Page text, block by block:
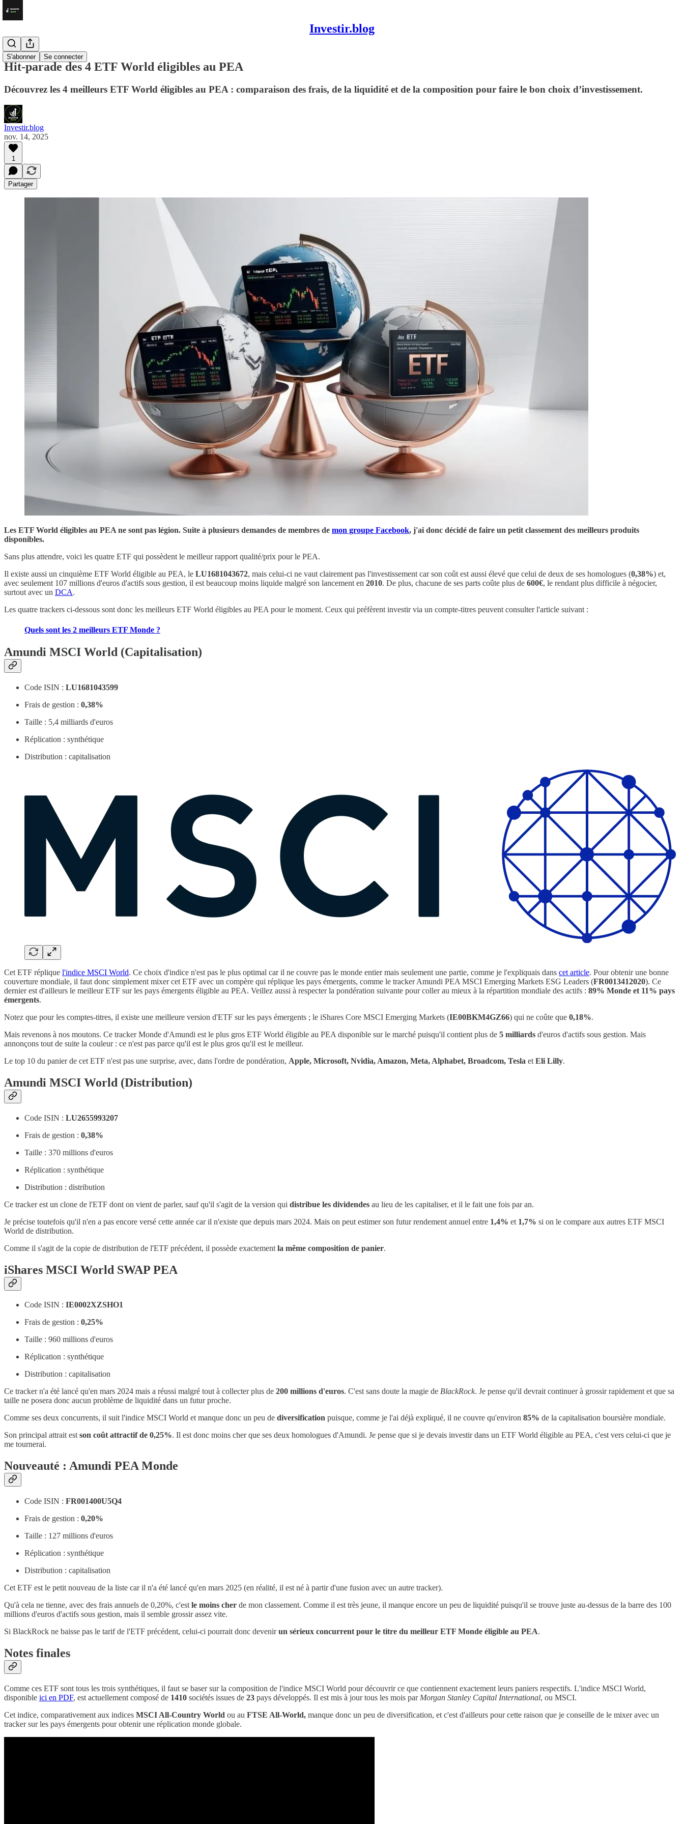
Investir.blog
S'abonner Se connecter
ETF
Hit-parade des 4 ETF World éligibles au PEA
Découvrez les 4 meilleurs ETF World éligibles au PEA : comparaison des frais, de la liquidité et de la composition pour faire le bon choix d’investissement.
Investir.blog
nov. 14, 2025
1
Partager
Les ETF World éligibles au PEA ne sont pas légion. Suite à plusieurs demandes de membres de mon groupe Facebook, j'ai donc décidé de faire un petit classement des meilleurs produits
disponibles.
Sans plus attendre, voici les quatre ETF qui possèdent le meilleur rapport qualité/prix pour le PEA.
Il existe aussi un cinquième ETF World éligible au PEA, le LU1681043672, mais celui-ci ne vaut clairement pas l'investissement car son coût est aussi élevé que celui de deux de ses homologues (0,38%) et,
avec seulement 107 millions d'euros d'actifs sous gestion, il est beaucoup moins liquide malgré son lancement en 2010. De plus, chacune de ses parts coûte plus de 600€, le rendant plus difficile à négocier,
surtout avec un DCA.
Les quatre trackers ci-dessous sont donc les meilleurs ETF World éligibles au PEA pour le moment. Ceux qui préfèrent investir via un compte-titres peuvent consulter l'article suivant :
Quels sont les 2 meilleurs ETF Monde ?
Amundi MSCI World (Capitalisation)
Code ISIN : LU1681043599
Frais de gestion : 0,38%
Taille : 5,4 milliards d'euros
Réplication : synthétique
Distribution : capitalisation
Cet ETF réplique l'indice MSCI World. Ce choix d'indice n'est pas le plus optimal car il ne couvre pas le monde entier mais seulement une partie, comme je l'expliquais dans cet article. Pour obtenir une bonne
couverture mondiale, il faut donc simplement mixer cet ETF avec un compère qui réplique les pays émergents, comme le tracker Amundi PEA MSCI Emerging Markets ESG Leaders (FR0013412020). Ce
dernier est d'ailleurs le meilleur ETF sur les pays émergents éligible au PEA. Veillez aussi à respecter la pondération suivante pour coller au mieux à la répartition mondiale des actifs : 89% Monde et 11% pays
émergents.
Notez que pour les comptes-titres, il existe une meilleure version d'ETF sur les pays émergents ; le iShares Core MSCI Emerging Markets (IE00BKM4GZ66) qui ne coûte que 0,18%.
Mais revenons à nos moutons. Ce tracker Monde d'Amundi est le plus gros ETF World éligible au PEA disponible sur le marché puisqu'il contient plus de 5 milliards d'euros d'actifs sous gestion. Mais
annonçons tout de suite la couleur : ce n'est pas parce qu'il est le plus gros qu'il est le meilleur.
Le top 10 du panier de cet ETF n'est pas une surprise, avec, dans l'ordre de pondération, Apple, Microsoft, Nvidia, Amazon, Meta, Alphabet, Broadcom, Tesla et Eli Lilly.
Amundi MSCI World (Distribution)
Code ISIN : LU2655993207
Frais de gestion : 0,38%
Taille : 370 millions d'euros
Réplication : synthétique
Distribution : distribution
Ce tracker est un clone de l'ETF dont on vient de parler, sauf qu'il s'agit de la version qui distribue les dividendes au lieu de les capitaliser, et il le fait une fois par an.
Je précise toutefois qu'il n'en a pas encore versé cette année car il n'existe que depuis mars 2024. Mais on peut estimer son futur rendement annuel entre 1,4% et 1,7% si on le compare aux autres ETF MSCI
World de distribution.
Comme il s'agit de la copie de distribution de l'ETF précédent, il possède exactement la même composition de panier.
iShares MSCI World SWAP PEA
Code ISIN : IE0002XZSHO1
Frais de gestion : 0,25%
Taille : 960 millions d'euros
Réplication : synthétique
Distribution : capitalisation
Ce tracker n'a été lancé qu'en mars 2024 mais a réussi malgré tout à collecter plus de 200 millions d'euros. C'est sans doute la magie de BlackRock. Je pense qu'il devrait continuer à grossir rapidement et que sa
taille ne posera donc aucun problème de liquidité dans un futur proche.
Comme ses deux concurrents, il suit l'indice MSCI World et manque donc un peu de diversification puisque, comme je l'ai déjà expliqué, il ne couvre qu'environ 85% de la capitalisation boursière mondiale.
Son principal attrait estson coût attractif de 0,25%. Il est donc moins cher que ses deux homologues d'Amundi. Je pense que si je devais investir dans un ETF World éligible au PEA, c'est vers celui-ci que je
me tournerai.
Nouveauté : Amundi PEA Monde
Code ISIN : FR001400U5Q4
Frais de gestion : 0,20%
Taille : 127 millions d'euros
Réplication : synthétique
Distribution : capitalisation
Cet ETF est le petit nouveau de la liste car il n'a été lancé qu'en mars 2025 (en réalité, il est né à partir d'une fusion avec un autre tracker).
Qu'à cela ne tienne, avec des frais annuels de 0,20%, c'est le moins cher de mon classement. Comme il est très jeune, il manque encore un peu de liquidité puisqu'il se trouve juste au-dessus de la barre des 100
millions d'euros d'actifs sous gestion, mais il semble grossir assez vite.
Si BlackRock ne baisse pas le tarif de l'ETF précédent, celui-ci pourrait donc devenirun sérieux concurrent pour le titre du meilleur ETF Monde éligible au PEA.
Notes finales
Comme ces ETF sont tous les trois synthétiques, il faut se baser sur la composition de l'indice MSCI World pour découvrir ce que contiennent exactement leurs paniers respectifs. L'indice MSCI World,
disponible ici en PDF, est actuellement composé de 1410 sociétés issues de 23 pays développés. Il est mis à jour tous les mois par Morgan Stanley Capital International, ou MSCI.
Cet indice, comparativement aux indices MSCI All-Country World ou au FTSE All-World, manque donc un peu de diversification, et c'est d'ailleurs pour cette raison que je conseille de le mixer avec un
tracker sur les pays émergents pour obtenir une réplication monde globale.